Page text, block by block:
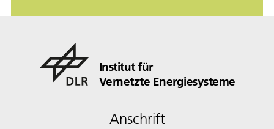
Institut für
Vernetzte Energiesysteme
Anschrift